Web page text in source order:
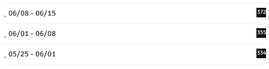
06/08 - 06/15 372
06/01 - 06/08 355
05/25 - 06/01 334